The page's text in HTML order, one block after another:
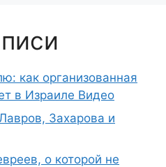
как организованная
в Израиле Видео
Захарова и
о которой не